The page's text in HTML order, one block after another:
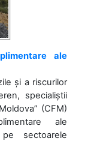
ale
și a riscurilor
specialiștii
(CFM)
ale
sectoarele